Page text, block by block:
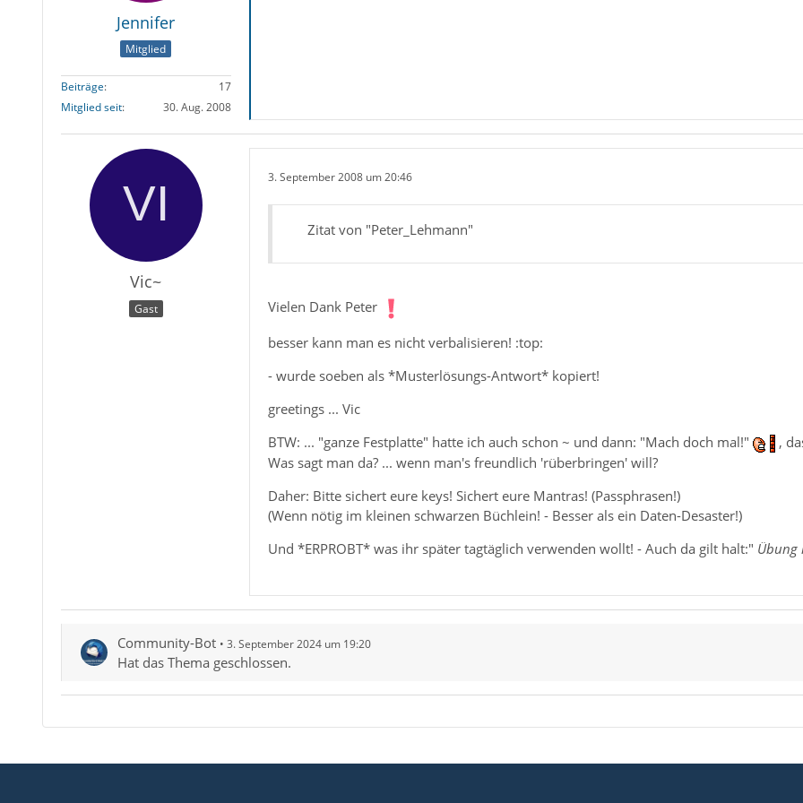
Jennifer
Mitglied
Beiträge
17
Mitglied seit
30. Aug. 2008
Vic~
Gast
3. September 2008 um 20:46
Zitat von "Peter_Lehmann"
Vielen Dank Peter
besser kann man es nicht verbalisieren! :top:
- wurde soeben als *Musterlösungs-Antwort* kopiert!
greetings ... Vic
BTW: ... "ganze Festplatte" hatte ich auch schon ~ und dann: "Mach doch mal!"
,
Was sagt man da? ... wenn man's freundlich 'rüberbringen' will?
Daher: Bitte sichert eure keys! Sichert eure Mantras! (Passphrasen!)
(Wenn nötig im kleinen schwarzen Büchlein! - Besser als ein Daten-Desaster!)
Und *ERPROBT* was ihr später tagtäglich verwenden wollt! - Auch da gilt halt:" Übung
Community-Bot 3. September 2024 um 19:20
Hat das Thema geschlossen.